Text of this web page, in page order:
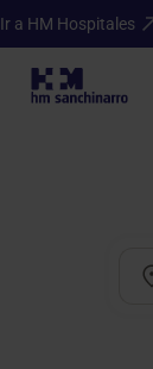
Ir a HM Hospitales